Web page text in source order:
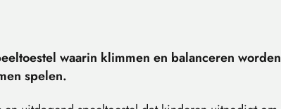
waarin klimmen en balanceren worden
spelen.